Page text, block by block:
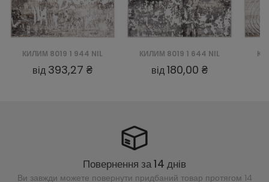
КИЛИМ 8019 1 944 NIL
від 393,27 ₴
КИЛИМ 8019 1 644 NIL
від180,00 ₴
Повернення за 14 днів
Ви завжди можете повернути придбаний товар протягом 14